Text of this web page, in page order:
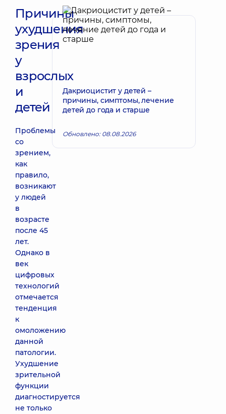
Причины
ухудшения
зрения
у
взрослых
и
детей
Проблемы
со
зрением,
как
правило,
возникают
у людей
в
возрасте
после 45
лет.
Однако в
век
цифровых
технологий
отмечается
тенденция
к
омоложению
данной
патологии.
Ухудшение
зрительной
функции
диагностируется
не только
Дакриоцистит у детей –
причины, симптомы, лечение
детей до года и старше
Обновлено: 08.08.2026